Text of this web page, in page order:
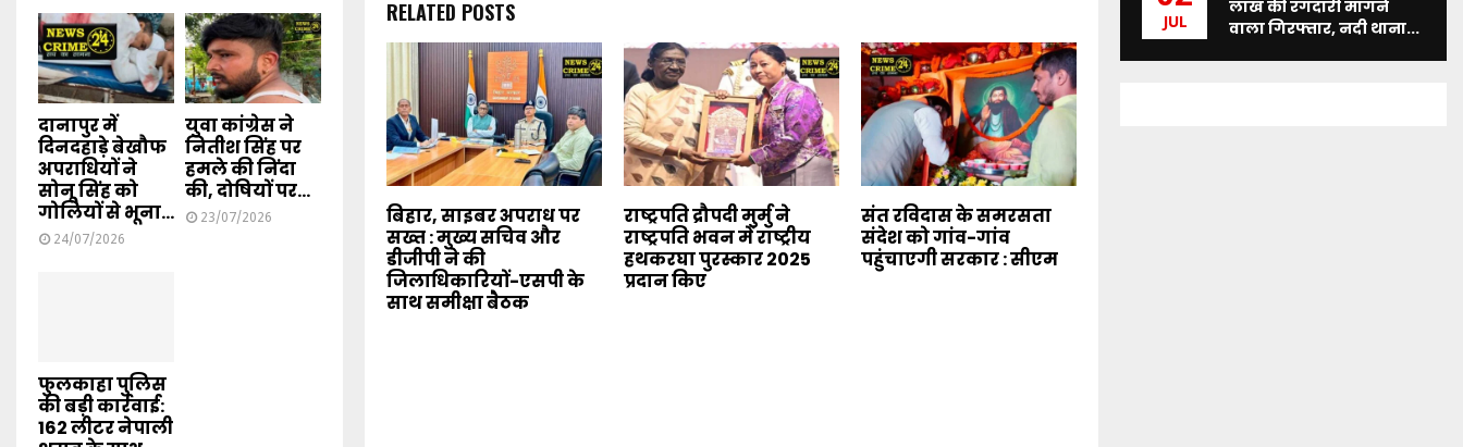
RELATED POSTS
बिहार, साइबर अपराध पर
सख्त : मुख्य सचिव और
डीजीपी ने की
जिलाधिकारियों-एसपी के
साथ समीक्षा बैठक
राष्ट्रपति द्रौपदी मुर्मु ने
राष्ट्रपति भवन में राष्ट्रीय
हथकरघा पुरस्कार 2025
प्रदान किए
संत रविदास के समरसता
संदेश को गांव-गांव
पहुंचाएगी सरकार : सीएम
दानापुर में
दिनदहाड़े बेखौफ
अपराधियों ने
सोनू सिंह को
गोलियों से भूना...
24/07/2026
युवा कांग्रेस ने
नितीश सिंह पर
हमले की निंदा
की, दोषियों पर...
23/07/2026
फुलकाहा पुलिस
की बड़ी कार्रवाई:
162 लीटर नेपाली
JUL
लाख की रंगदारी मांगने
वाला गिरफ्तार, नदी थाना...